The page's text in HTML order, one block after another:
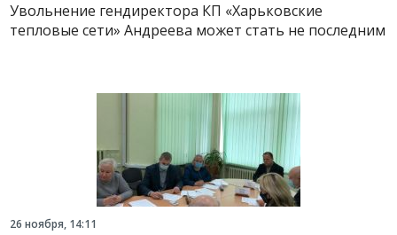
Увольнение гендиректора КП «Харьковские
тепловые сети» Андреева может стать не последним
26 ноября, 14:11